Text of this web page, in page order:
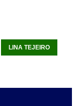
LINA TEJEIRO